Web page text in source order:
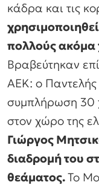
κάδρα και τις
πολλούς ακόμα
Βραβεύτηκαν
ΑΕΚ: ο
συμπλήρωση 30
στον χώρο της
Γιώργος
διαδρομή του
θεάματος.Το